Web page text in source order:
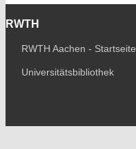
RWTH
RWTH Aachen - Startseite
Universitätsbibliothek